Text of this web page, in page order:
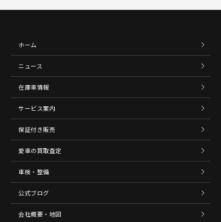
ホーム
ニュース
在庫車情報
サービス案内
保証付き販売
愛車の買取査定
車検・整備
公式ブログ
会社概要・地図